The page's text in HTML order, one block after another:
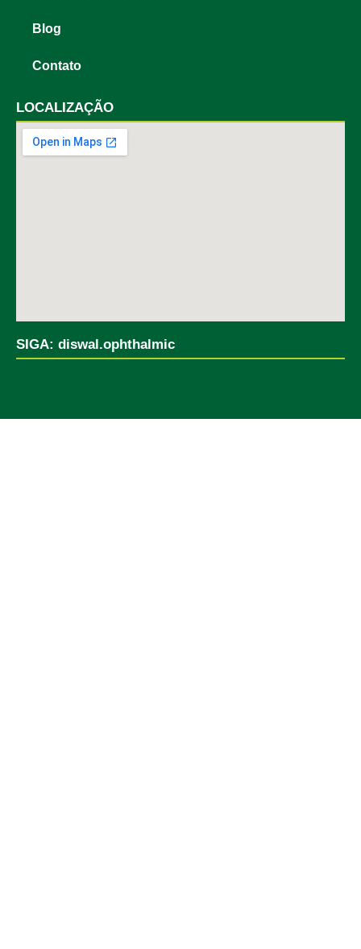
Blog
Contato
LOCALIZAÇÃO
SIGA: diswal.ophthalmic